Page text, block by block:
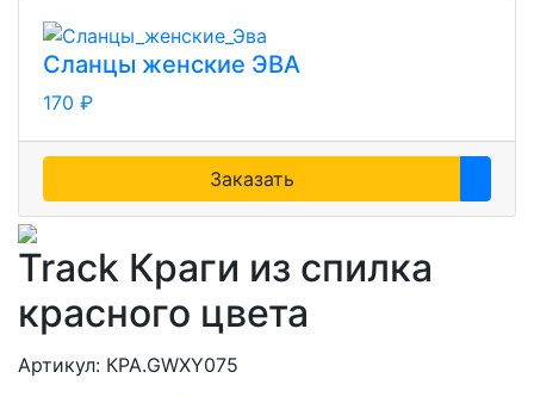
Сланцы женские ЭВА
170 ₽
Заказать
Track Краги из спилка
красного цвета
Артикул: КРА.GWXY075